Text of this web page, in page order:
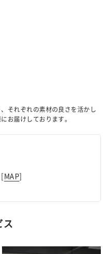
それぞれの素材の良さを活かし
お届けしております。
MAP]
ス